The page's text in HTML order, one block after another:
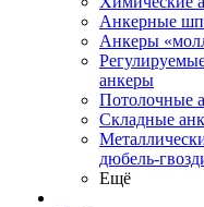
Анкерные
Анкеры
анкеры
Потолочные
Складные
дюбель-
Ещё